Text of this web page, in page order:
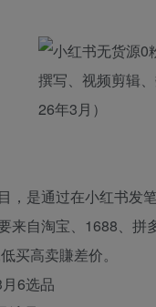
，是通过在小红书发
来自淘宝、1688、
买高卖賺差价。
6选品